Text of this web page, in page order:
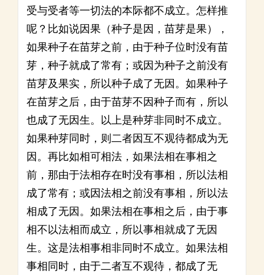
受与受者等一切法的本际都不成立。怎样推
呢？比如说因果（种子是因，苗芽是果），
如果种子在苗芽之前，由于种子位时没有苗
芽，种子就成了常有；或因为种子之前没有
苗芽及果实，所以种子成了无因。如果种子
在苗芽之后，由于苗芽不因种子而有，所以
也成了无因生。以上是种芽非同时不成立。
如果种芽同时，则二者因互不观待都成为无
因。再比如相可相法，如果法相在事相之
前，那由于法相存在时没有事相，所以法相
成了常有；或因法相之前没有事相，所以法
相成了无因。如果法相在事相之后，由于事
相不以法相而成立，所以事相就成了无因
生。这是法相事相非同时不成立。如果法相
事相同时，由于二者互不观待，都成了无